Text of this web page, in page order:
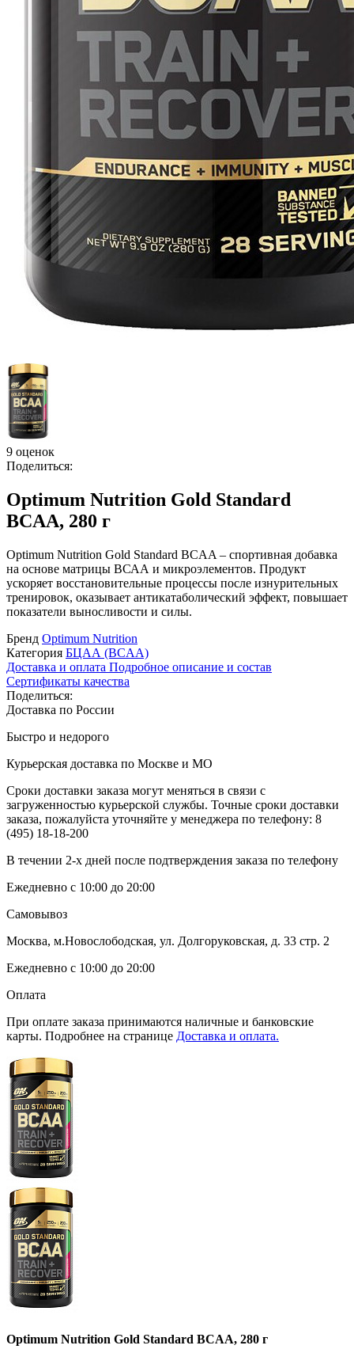
9 оценок
Поделиться:
Optimum Nutrition Gold Standard
BCAA, 280 г
Optimum Nutrition Gold Standard BCAA – спортивная добавка
на основе матрицы ВСАА и микроэлементов. Продукт
ускоряет восстановительные процессы после изнурительных
тренировок, оказывает антикатаболический эффект, повышает
показатели выносливости и силы.
Бренд Optimum Nutrition
Категория БЦАА (BCAA)
Доставка и оплата Подробное описание и состав
Сертификаты качества
Поделиться:
Доставка по России
Быстро и недорого
Курьерская доставка по Москве и МО
Сроки доставки заказа могут меняться в связи с
загруженностью курьерской службы. Точные сроки доставки
заказа, пожалуйста уточняйте у менеджера по телефону: 8
(495) 18-18-200
В течении 2-х дней после подтверждения заказа по телефону
Ежедневно с 10:00 до 20:00
Самовывоз
Москва, м.Новослободская, ул. Долгоруковская, д. 33 стр. 2
Ежедневно с 10:00 до 20:00
Оплата
При оплате заказа принимаются наличные и банковские
карты. Подробнее на странице Доставка и оплата.
Optimum Nutrition Gold Standard BCAA, 280 г